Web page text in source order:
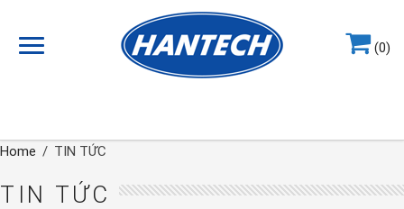
(0)
Home / TIN TỨC
TIN TỨC